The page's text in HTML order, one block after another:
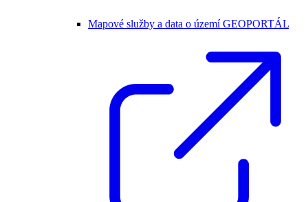
Mapové služby a data o území GEOPORTÁL